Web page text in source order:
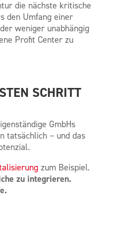
die nächste kritische
den Umfang einer
weniger unabhängig
Profit Center zu
SCHRITT
GmbHs
tatsächlich – und das
zum Beispiel.
zu integrieren.